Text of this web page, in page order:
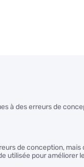
à des erreurs de
de conception, mais
utilisée pour améliorer